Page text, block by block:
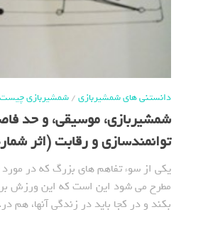
دانستنی های شمشیربازی/شمشیربازی چیست؟
شمشیربازی، موسیقی، و حد
توانمندسازی و رقابت (اثر شماره 703)
یکی از سوء تفاهم های بزرگ که در مورد
مطرح می شود این است که این ورزش
بکند و در کجا باید در زندگی آنها، هم در...